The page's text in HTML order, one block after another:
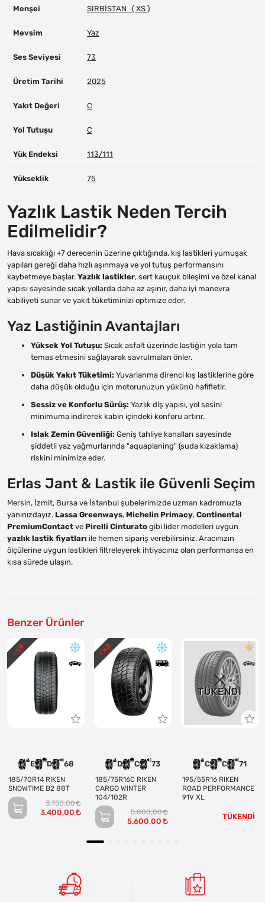
Menşei SIRBİSTAN ( XS )
Mevsim Yaz
Ses Seviyesi 73
Üretim Tarihi 2025
Yakıt Değeri C
Yol Tutuşu C
Yük Endeksi 113/111
Yükseklik 75
Yazlık Lastik Neden Tercih
Edilmelidir?
Hava sıcaklığı +7 derecenin üzerine çıktığında, kış lastikleri yumuşak
yapıları gereği daha hızlı aşınmaya ve yol tutuş performansını
kaybetmeye başlar. Yazlık lastikler, sert kauçuk bileşimi ve özel kanal
yapısı sayesinde sıcak yollarda daha az aşınır, daha iyi manevra
kabiliyeti sunar ve yakıt tüketiminizi optimize eder.
Yaz Lastiğinin Avantajları
Yüksek Yol Tutuşu: Sıcak asfalt üzerinde lastiğin yola tam
temas etmesini sağlayarak savrulmaları önler.
Düşük Yakıt Tüketimi: Yuvarlanma direnci kış lastiklerine göre
daha düşük olduğu için motorunuzun yükünü hafifletir.
Sessiz ve Konforlu Sürüş: Yazlık diş yapısı, yol sesini
minimuma indirerek kabin içindeki konforu artırır.
Islak Zemin Güvenliği: Geniş tahliye kanalları sayesinde
şiddetli yaz yağmurlarında "aquaplaning" (suda kızaklama)
riskini minimize eder.
Erlas Jant & Lastik ile Güvenli Seçim
Mersin, İzmit, Bursa ve İstanbul şubelerimizde uzman kadromuzla
yanınızdayız. Lassa Greenways, Michelin Primacy, Continental
PremiumContact ve Pirelli Cinturato gibi lider modelleri uygun
yazlık lastik fiyatları ile hemen sipariş verebilirsiniz. Aracınızın
ölçülerine uygun lastikleri filtreleyerek ihtiyacınız olan performansa en
kısa sürede ulaşın.
Benzer Ürünler
E D 68
185/70R14 RIKEN
SNOWTIME B2 88T
3.750,00
3.400,00
- %
9
D C 73
185/75R16C RIKEN
CARGO WINTER
104/102R
5.800,00
5.600,00
- %
3
TÜKENDI
C C 71
195/55R16 RIKEN
ROAD PERFORMANCE
91V XL
TÜKENDİ